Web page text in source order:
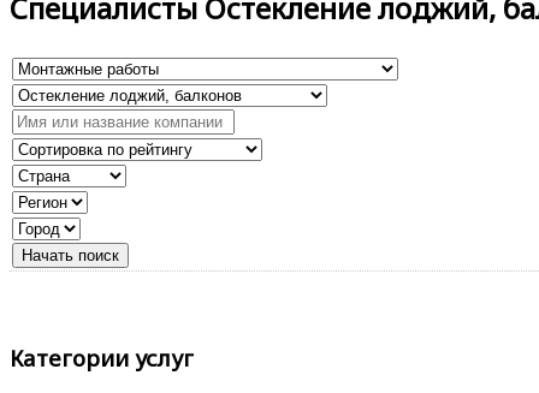
Категории услуг